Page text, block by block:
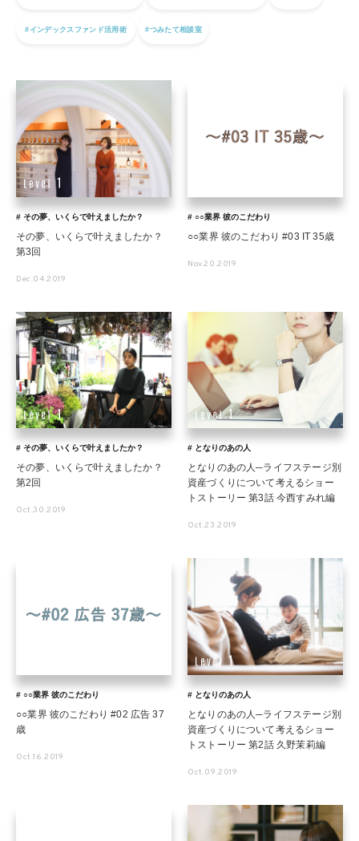
#インデックスファンド活用術 #つみたて相談室
# その夢、いくらで叶えましたか？
その夢、いくらで叶えましたか？
第3回
Dec.04.2019
# ○○業界 彼のこだわり
○○業界 彼のこだわり #03 IT 35歳
Nov.20.2019
# その夢、いくらで叶えましたか？
その夢、いくらで叶えましたか？
第2回
Oct.30.2019
# となりのあの人
となりのあの人─ライフステージ別
資産づくりについて考えるショー
トストーリー 第3話 今西すみれ編
Oct.23.2019
# ○○業界 彼のこだわり
○○業界 彼のこだわり #02 広告 37
歳
Oct.16.2019
# となりのあの人
となりのあの人─ライフステージ別
資産づくりについて考えるショー
トストーリー 第2話 久野茉莉編
Oct.09.2019